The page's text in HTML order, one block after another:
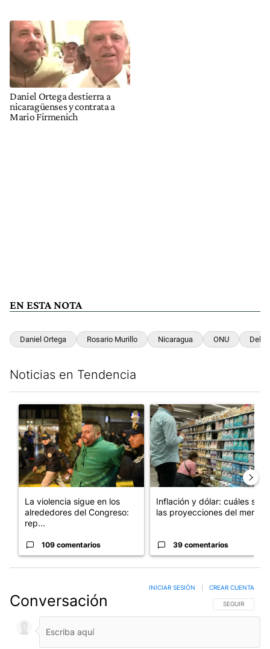
Daniel Ortega destierra a
nicaragüenses y contrata a
Mario Firmenich
EN ESTA NOTA
Daniel Ortega Rosario Murillo Nicaragua ONU
Noticias en Tendencia
Un artículo de tendencia con el título "La violencia sigue en
La violencia sigue en los
alrededores del Congreso:
rep...
109 comentarios
Un artículo de tendencia con
Inflación y dólar: cuáles son
las proyecciones del merc...
39 comentarios
Conversación SIGA ESTA
SEGUIR
INICIAR SESIÓN CREAR CUENTA